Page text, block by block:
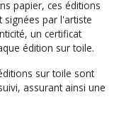
papier, ces éditions
par l'artiste
un certificat
édition sur toile.
sur toile sont
assurant ainsi une